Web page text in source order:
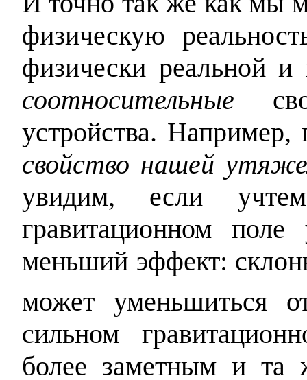
физическую
физически реальной и
соотносительные
устройства.
свойство нашей
увидим, если
гравитационном
меньший эффект:
может
сильном
более заметным и та